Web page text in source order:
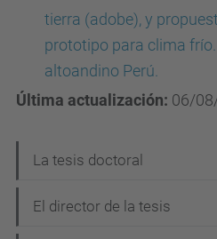
tierra (adobe), y
prototipo para clima
altoandino Perú.
Última actualización: 06/
a
v
La tesis doctoral
El director de la tesis